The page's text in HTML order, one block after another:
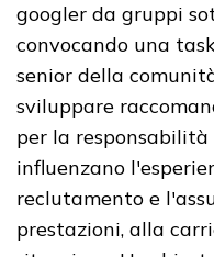
googler da gruppi
convocando una
senior della
sviluppare
per la
influenzano
reclutamento e
prestazioni, alla